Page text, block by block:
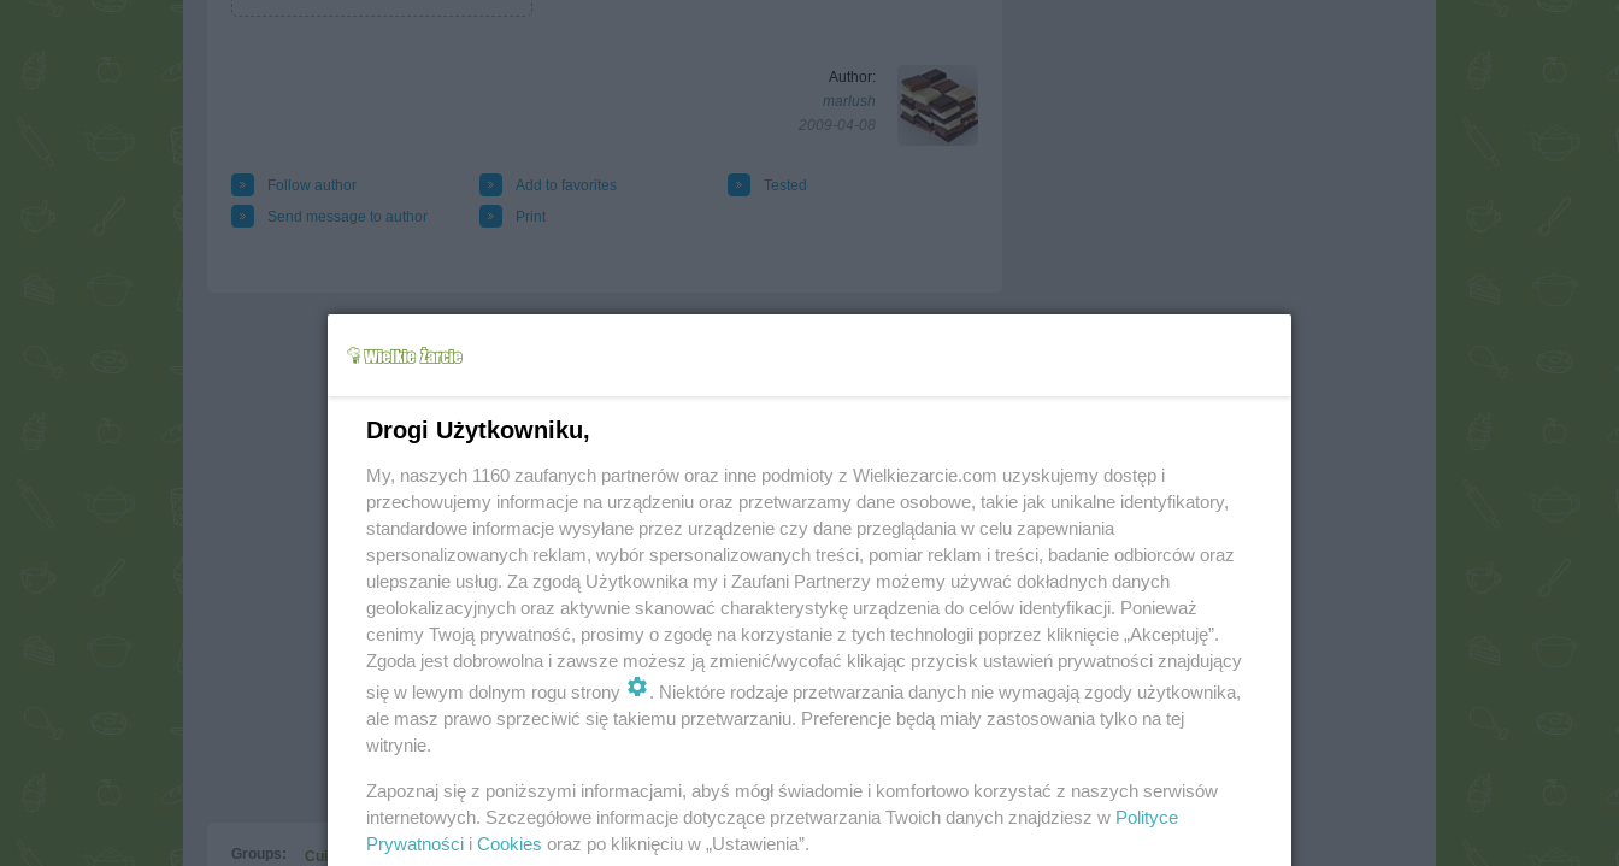
Author:
marlush
2009-04-08
Follow author Add to favorites
Tested
Send message to author
Print
Groups: Cuisines of nations Pork
Recipes for the lazy
Drogi Użytkowniku,
My, naszych 1160 zaufanych partnerów oraz inne podmioty z Wielkiezarcie.com uzyskujemy dostęp i
przechowujemy informacje na urządzeniu oraz przetwarzamy dane osobowe, takie jak unikalne identyfikatory,
standardowe informacje wysyłane przez urządzenie czy dane przeglądania w celu zapewniania
spersonalizowanych reklam, wybór spersonalizowanych treści, pomiar reklam i treści, badanie odbiorców oraz
ulepszanie usług. Za zgodą Użytkownika my i Zaufani Partnerzy możemy używać dokładnych danych
geolokalizacyjnych oraz aktywnie skanować charakterystykę urządzenia do celów identyfikacji. Ponieważ
cenimy Twoją prywatność, prosimy o zgodę na korzystanie z tych technologii poprzez kliknięcie „Akceptuję”.
Zgoda jest dobrowolna i zawsze możesz ją zmienić/wycofać klikając przycisk ustawień prywatności znajdujący
się w lewym dolnym rogu strony
. Niektóre rodzaje przetwarzania danych nie wymagają zgody użytkownika,
ale masz prawo sprzeciwić się takiemu przetwarzaniu. Preferencje będą miały zastosowania tylko na tej
witrynie.
Zapoznaj się z poniższymi informacjami, abyś mógł świadomie i komfortowo korzystać z naszych serwisów
internetowych. Szczegółowe informacje dotyczące przetwarzania Twoich danych znajdziesz w Polityce
Prywatności i Cookies oraz po kliknięciu w „Ustawienia”.